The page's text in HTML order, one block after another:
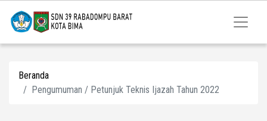
Beranda
Pengumuman / Petunjuk Teknis Ijazah Tahun 2022